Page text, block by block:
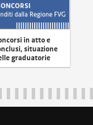
in atto e
situazione
graduatorie